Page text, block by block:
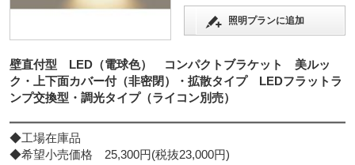
照明プランに追加
壁直付型 LED（電球色） コンパクトブラケット 美ルッ
ク・上下面カバー付（非密閉）・拡散タイプ LEDフラットラ
ンプ交換型・調光タイプ（ライコン別売）
◆工場在庫品
◆希望小売価格 25,300円(税抜23,000円)